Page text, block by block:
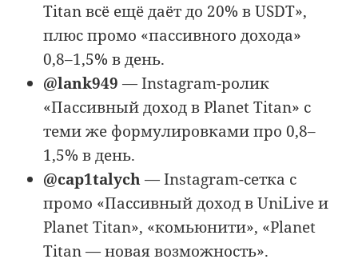
Titan всё ещё даёт до 20% в USDT»,
плюс промо «пассивного дохода»
0,8–1,5% в день.
@lank949 — Instagram-ролик
«Пассивный доход в Planet Titan» с
теми же формулировками про 0,8–
1,5% в день.
@cap1talych— Instagram-сетка с
промо «Пассивный доход в UniLive и
Planet Titan», «комьюнити», «Planet
Titan — новая возможность».